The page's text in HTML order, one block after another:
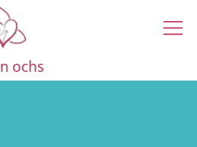
ochs